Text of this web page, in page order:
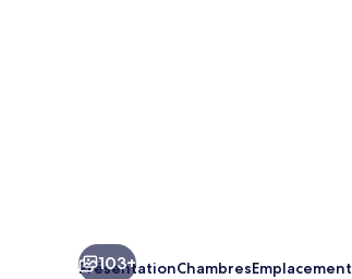
103+
PrésentationChambresEmplacement